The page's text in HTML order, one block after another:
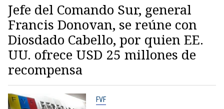
Jefe del Comando Sur, general
Francis Donovan, se reúne con
Diosdado Cabello, por quien EE.
UU. ofrece USD 25 millones de
recompensa
FVF